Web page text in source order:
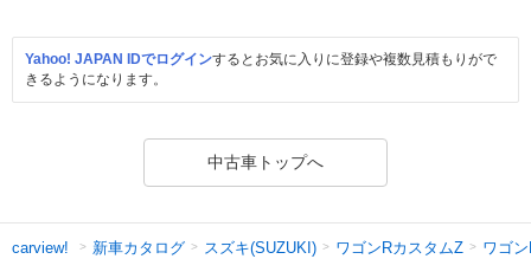
Yahoo! JAPAN IDでログインするとお気に入りに登録や複数見積もりがで
きるようになります。
中古車トップへ
carview! 新車カタログ スズキ(SUZUKI) ワゴンRカスタムZ ワゴ